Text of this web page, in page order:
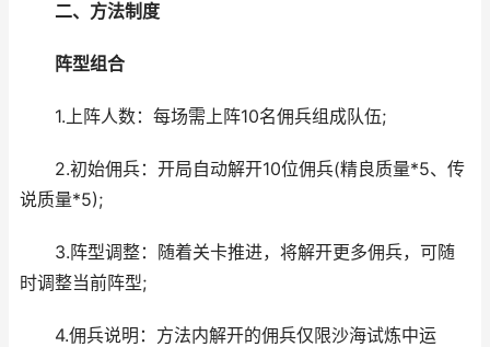
二、方法制度
阵型组合
1.上阵人数：每场需上阵10名佣兵组成队伍;
2.初始佣兵：开局自动解开10位佣兵(精良质量*5、传
说质量*5);
3.阵型调整：随着关卡推进，将解开更多佣兵，可随
时调整当前阵型;
4.佣兵说明：方法内解开的佣兵仅限沙海试炼中运